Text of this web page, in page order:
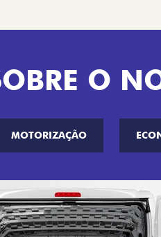
O
MOTORIZAÇÃO